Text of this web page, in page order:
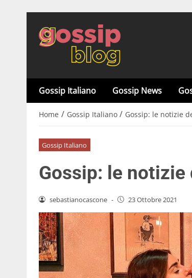
Gossip Italiano Gossip News
Home / Gossip Italiano / Gossip: le notizie
Gossip Italiano
Gossip: le notizie
sebastianocascone - 23 Ottobre 2021